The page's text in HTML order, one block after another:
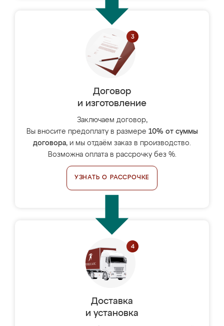
Договор
и изготовление
Заключаем договор,
Вы вносите предоплату в размере 10% от суммы
договора, и мы отдаём заказ в производство.
Возможна оплата в рассрочку без %.
УЗНАТЬ О РАССРОЧКЕ
Доставка
и установка